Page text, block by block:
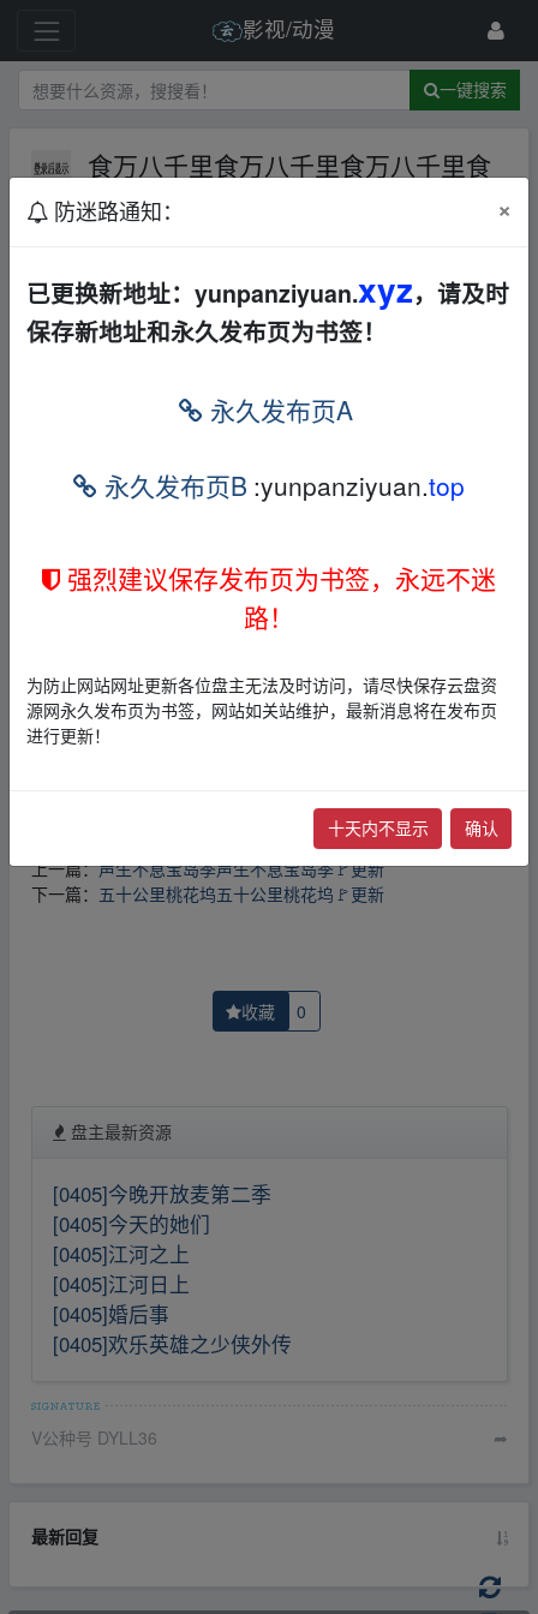
影视/动漫
一键搜索
食万八千里食万八千里食万八千里食
万八千里🚩更新
‥fr om w‥ww.y un﹏pan zi▁yu_an.xy‥z
本帖含有隐藏内容，请您
回复 后查看
1，本站所有内容均为站内网盘爱好者分享发布的网盘链接
本站不存储任何实质资源数据
2，本文内容仅代表作者本人观点，不代表本网站立场，作
3，本文内所有链接指向的云盘网盘资源，其版权归版权方
所有！其实际管理权为帖子发布者所有，本站无法操作相
关资源。
在侵权后，立即删除相关介绍帖子！
上一篇：声生不息宝岛季声生不息宝岛季🚩更新
下一篇： 五十公里桃花坞五十公里桃花坞🚩更新
收藏 0
盘主最新资源
[0405]今晚开放麦第二季
[0405]今天的她们
[0405]江河之上
[0405]江河日上
[0405]婚后事
[0405]欢乐英雄之少侠外传
V公种号 DYLL36 ➦
最新回复
防迷路通知： ×
已更换新地址：yunpanziyuan.xyz，请及时
保存新地址和永久发布页为书签！
永久发布页A
永久发布页B :yunpanziyuan.top
强烈建议保存发布页为书签，永远不迷
路！
为防止网站网址更新各位盘主无法及时访问，请尽快保存云盘资
源网永久发布页为书签，网站如关站维护，最新消息将在发布页
进行更新！
十天内不显示 确认